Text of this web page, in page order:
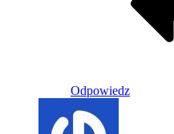
Odpowiedz